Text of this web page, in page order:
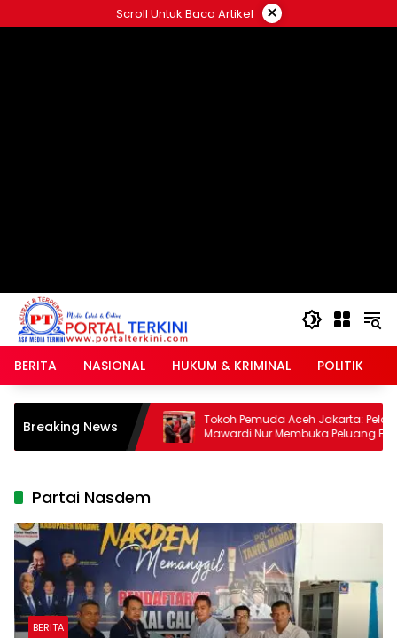
ke
Scroll Untuk Baca Artikel ×
BERITA NASIONAL HUKUM & KRIMINAL POLITIK
Breaking News
Ditangkap
Deli Serdang
Tokoh Pemuda Aceh Jakarta: Pelantikan
Mawardi Nur Membuka Peluang Baru
bagi Kemajuan Migas Aceh
Partai Nasdem
BERITA